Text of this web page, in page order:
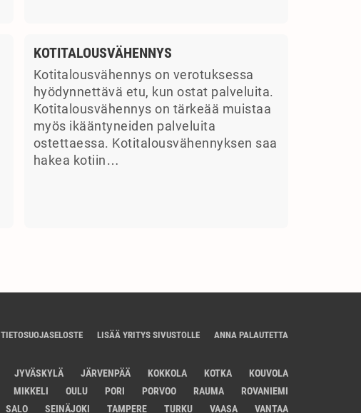
KOTITALOUSVÄHENNYS
Kotitalousvähennys on verotuksessa
hyödynnettävä etu, kun ostat palveluita.
Kotitalousvähennys on tärkeää muistaa
myös ikääntyneiden palveluita
ostettaessa. Kotitalousvähennyksen saa
hakea kotiin…
TIETOSUOJASELOSTE LISÄÄ YRITYS SIVUSTOLLE ANNA PALAUTETTA
JYVÄSKYLÄ JÄRVENPÄÄ KOKKOLA KOTKA
KOUVOLA
MIKKELI OULU PORI PORVOO RAUMA
ROVANIEMI
SALO
SEINÄJOKI TAMPERE TURKU VAASA VANTAA